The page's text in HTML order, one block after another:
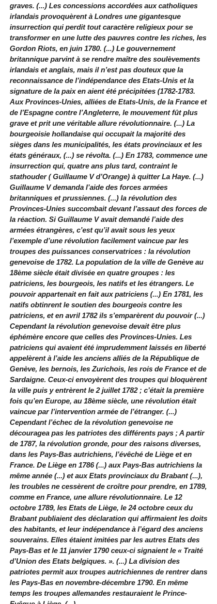
graves. (...) Les concessions accordées aux catholiques
irlandais provoquèrent à Londres une gigantesque
insurrection qui perdit tout caractère religieux pour se
transformer en une lutte des pauvres contre les riches, les
Gordon Riots, en juin 1780. (...) Le gouvernement
britannique parvint à se rendre maître des soulèvements
irlandais et anglais, mais il n’est pas douteux que la
reconnaissance de l’indépendance des Etats-Unis et la
signature de la paix en aient été précipitées (1782-1783.
Aux Provinces-Unies, alliées de Etats-Unis, de la France et
de l’Espagne contre l’Angleterre, le mouvement fût plus
grave et prit une véritable allure révolutionnaire. (...) La
bourgeoisie hollandaise qui occupait la majorité des
sièges dans les municipalités, les états provinciaux et les
états généraux, (...) se révolta. (...) En 1783, commence une
insurrection qui, quatre ans plus tard, contraint le
stathouder ( Guillaume V d’Orange) à quitter La Haye. (...)
Guillaume V demanda l’aide des forces armées
britanniques et prussiennes. (...) la révolution des
Provinces-Unies succombait devant l’assaut des forces de
la réaction. Si Guillaume V avait demandé l’aide des
armées étrangères, c’est qu’il avait sous les yeux
l’exemple d’une révolution facilement vaincue par les
troupes des puissances conservatrices : la révolution
genevoise de 1782. La population de la ville de Genève au
18ème siècle était divisée en quatre groupes : les
patriciens, les bourgeois, les natifs et les étrangers. Le
pouvoir appartenait en fait aux patriciens (...) En 1781, les
natifs obtinrent le soutien des bourgeois contre les
patriciens, et en avril 1782 ils s’emparèrent du pouvoir (...)
Cependant la révolution genevoise devait être plus
éphémère encore que celles des Provinces-Unies. Les
patriciens qui avaient été imprudemment laissés en liberté
appelèrent à l’aide les anciens alliés de la République de
Genève, les bernois, les Zurichois, les rois de France et de
Sardaigne. Ceux-ci envoyèrent des troupes qui bloquèrent
la ville puis y entrèrent le 2 juillet 1782 ; c’était la première
fois qu’en Europe, au 18ème siècle, une révolution était
vaincue par l’intervention armée de l’étranger. (...)
Cependant l’échec de la révolution genevoise ne
découragea pas les patriotes des différents pays ; A partir
de 1787, la révolution gronde, pour des raisons diverses,
dans les Pays-Bas autrichiens, l’évêché de Liège et en
France. De Liège en 1786 (...) aux Pays-Bas autrichiens la
même année (...) et aux Etats provinciaux du Brabant (...),
les troubles ne cessèrent de croître pour prendre, en 1789,
comme en France, une allure révolutionnaire. Le 12
octobre 1789, les Etats de Liège, le 24 octobre ceux du
Brabant publiaient des déclaration qui affirmaient les doits
des habitants, et leur indépendance à l’égard des anciens
souverains. Elles étaient imitées par les autres Etats des
Pays-Bas et le 11 janvier 1790 ceux-ci signaient le « Traité
d’Union des Etats belgiques. ». (...) La division des
patriotes permit aux troupes autrichiennes de rentrer dans
les Pays-Bas en novembre-décembre 1790. En même
temps les troupes allemandes restauraient le Prince-